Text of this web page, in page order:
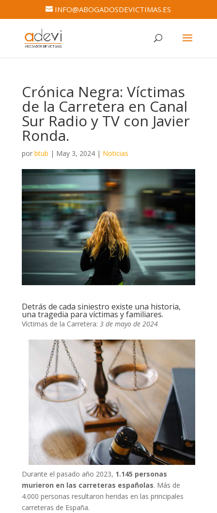
INFO@ABOGADOSDEVICTIMAS.ES
Crónica Negra: Víctimas
de la Carretera en Canal
Sur Radio y TV con Javier
Ronda.
por btub | May 3, 2024| Noticias
Detrás de cada siniestro existe una historia,
una tragedia para víctimas y familiares.
Víctimas de la Carretera: 3 de mayo de 2024
Durante el pasado año 2023, 1.145 personas
murieron en las carreteras españolas. Más de
4.000 personas resultaron heridas en las principales
carreteras de España.